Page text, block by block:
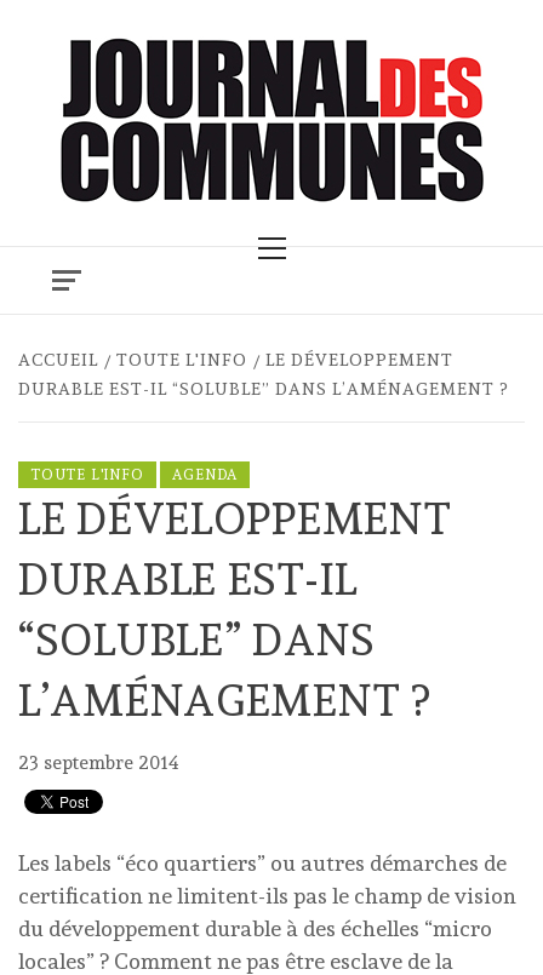
Menu
ACCUEIL TOUTE L'INFO
LE DÉVELOPPEMENT
DURABLE EST-IL “SOLUBLE” DANS L’AMÉNAGEMENT ?
TOUTE L'INFO AGENDA
LE DÉVELOPPEMENT
DURABLE EST-IL
“SOLUBLE” DANS
L’AMÉNAGEMENT ?
23 septembre 2014
Les labels “éco quartiers” ou autres démarches de
certification ne limitent-ils pas le champ de vision
du développement durable à des échelles “micro
locales” ? Comment ne pas être esclave de la